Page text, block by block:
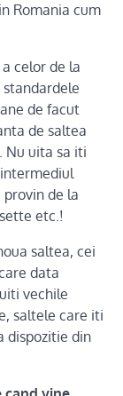
Romania cum
celor de la
de facut
de saltea
Nu uita sa iti
provin de la
etc.!
saltea, cei
data
vechile
saltele care iti
dispozitie din